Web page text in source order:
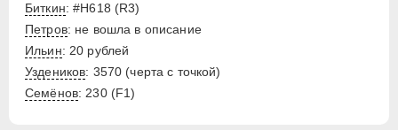
Биткин: #Н618 (R3)
Петров: не вошла в описание
Ильин: 20 рублей
Уздеников: 3570 (черта с точкой)
Семёнов: 230 (F1)
Деньга
1/4 копейки
Полушка